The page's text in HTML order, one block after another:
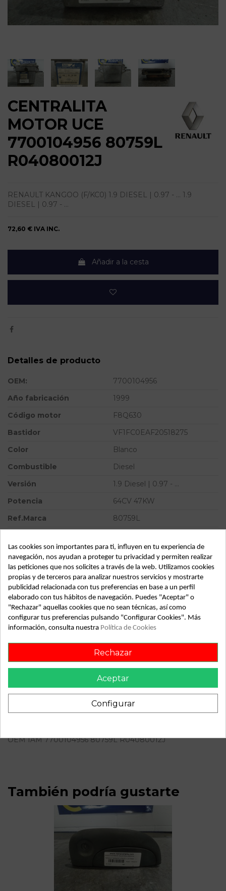
CENTRALITA
MOTOR UCE
7700104956 80759L
R04080012J
RENAULT KANGOO (F/KC0) 1.9 DIESEL | 0.97 - ... 1.9
DIESEL | 0.97 - ...
72,60 € IVA INC.
Añadir a la cesta
Detalles de producto
OEM:
7700104956
Año fabricación
1999
Código motor
F8Q630
Bastidor
VF1FC0EAF20518275
Color
Blanco
Combustible
Diesel
Versión
1.9 Diesel | 0.97 - ...
Potencia
64CV 47KW
Ref.Marca
80759L
Modelo
KANGOO (F/KC0) 1.9 Diesel |
0.97 - ...
Tipo vehículo
Turismo
Almacén
49349
SubAlmacén
373
SubSubAlmacén
100029480
Fecha disponible: 2022-05-23
OEM IAM 7700104956 80759L R04080012J
También podría gustarte
Las cookies son importantes para ti, influyen en tu experiencia de
navegación, nos ayudan a proteger tu privacidad y permiten realizar
las peticiones que nos solicites a través de la web. Utilizamos cookies
propias y de terceros para analizar nuestros servicios y mostrarte
publicidad relacionada con tus preferencias en base a un perfil
elaborado con tus hábitos de navegación. Puedes "Aceptar" o
"Rechazar" aquellas cookies que no sean técnicas, así como
configurar tus preferencias pulsando "Configurar Cookies". Más
información, consulta nuestra Política de Cookies
Rechazar
Aceptar
Configurar